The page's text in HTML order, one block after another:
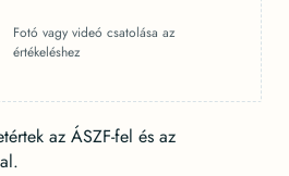
Fotó vagy videó csatolása az
értékeléshez
az ÁSZF-fel és az